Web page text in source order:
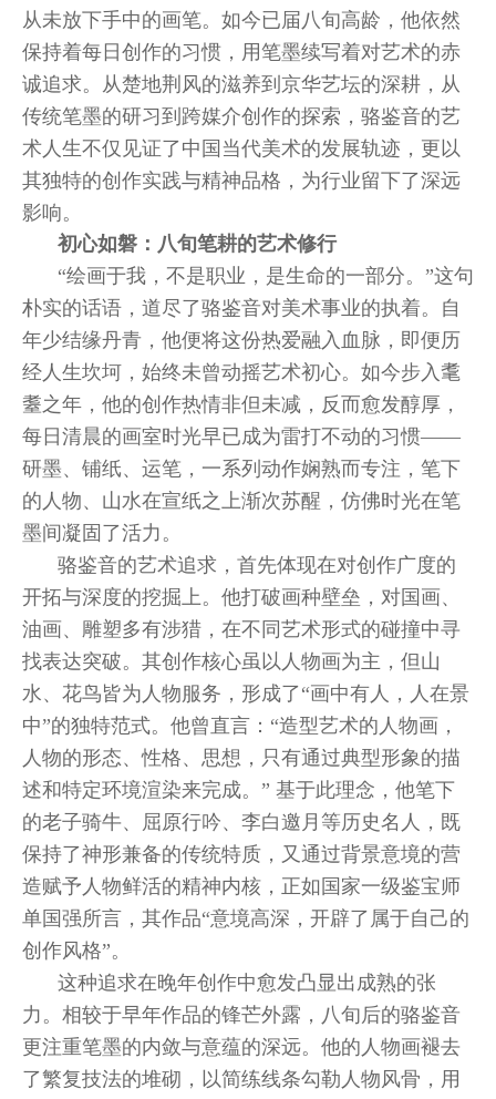
从未放下手中的画笔。如今已届八旬高龄，他依然
保持着每日创作的习惯，用笔墨续写着对艺术的赤
诚追求。从楚地荆风的滋养到京华艺坛的深耕，从
传统笔墨的研习到跨媒介创作的探索，骆鉴音的艺
术人生不仅见证了中国当代美术的发展轨迹，更以
其独特的创作实践与精神品格，为行业留下了深远
影响。
初心如磐：八旬笔耕的艺术修行
“绘画于我，不是职业，是生命的一部分。”这句
朴实的话语，道尽了骆鉴音对美术事业的执着。自
年少结缘丹青，他便将这份热爱融入血脉，即便历
经人生坎坷，始终未曾动摇艺术初心。如今步入耄
耋之年，他的创作热情非但未减，反而愈发醇厚，
每日清晨的画室时光早已成为雷打不动的习惯——
研墨、铺纸、运笔，一系列动作娴熟而专注，笔下
的人物、山水在宣纸之上渐次苏醒，仿佛时光在笔
墨间凝固了活力。
骆鉴音的艺术追求，首先体现在对创作广度的
开拓与深度的挖掘上。他打破画种壁垒，对国画、
油画、雕塑多有涉猎，在不同艺术形式的碰撞中寻
找表达突破。其创作核心虽以人物画为主，但山
水、花鸟皆为人物服务，形成了“画中有人，人在景
中”的独特范式。他曾直言：“造型艺术的人物画，
人物的形态、性格、思想，只有通过典型形象的描
述和特定环境渲染来完成。” 基于此理念，他笔下
的老子骑牛、屈原行吟、李白邀月等历史名人，既
保持了神形兼备的传统特质，又通过背景意境的营
造赋予人物鲜活的精神内核，正如国家一级鉴宝师
单国强所言，其作品“意境高深，开辟了属于自己的
创作风格”。
这种追求在晚年创作中愈发凸显出成熟的张
力。相较于早年作品的锋芒外露，八旬后的骆鉴音
更注重笔墨的内敛与意蕴的深远。他的人物画褪去
了繁复技法的堆砌，以简练线条勾勒人物风骨，用